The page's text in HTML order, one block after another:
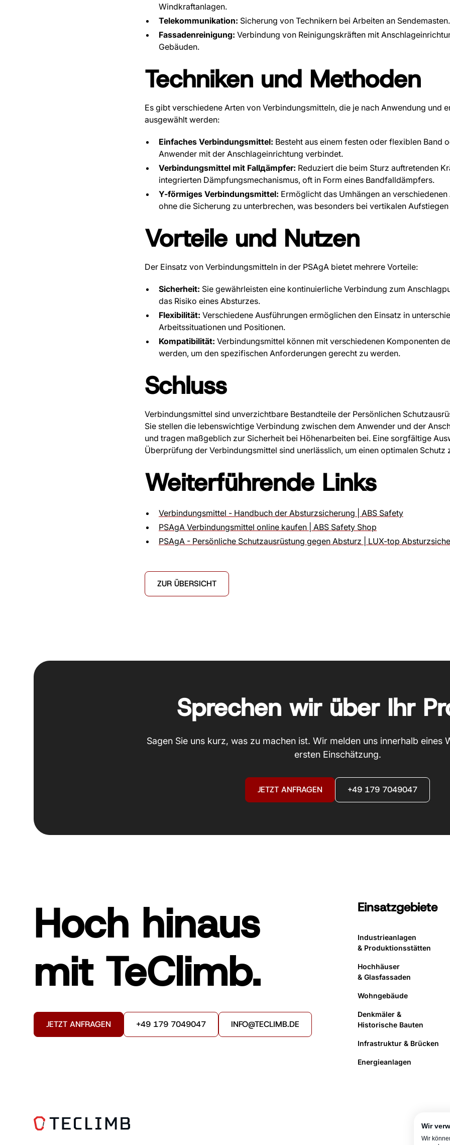
Windkraftanlagen.
Telekommunikation: Sicherung von Technikern bei Arbeiten an Sendemasten.
Fassadenreinigung: Verbindung von Reinigungskräften mit
Gebäuden.
Techniken und Methoden
Es gibt verschiedene Arten von Verbindungsmitteln, die je nach Anwendung und
ausgewählt werden:
Einfaches Verbindungsmittel: Besteht aus einem festen oder flexiblen Band
Anwender mit der Anschlageinrichtung verbindet.
Verbindungsmittel mit Fallдämpfer: Reduziert die beim Sturz auftretenden
integrierten Dämpfungsmechanismus, oft in Form eines Bandfalldämpfers.
Y-förmiges Verbindungsmittel: Ermöglicht das Umhängen an
ohne die Sicherung zu unterbrechen, was besonders bei vertikalen
Vorteile und Nutzen
Der Einsatz von Verbindungsmitteln in der PSAgA bietet mehrere Vorteile:
Sicherheit: Sie gewährleisten eine kontinuierliche Verbindung zum
das Risiko eines Absturzes.
Flexibilität: Verschiedene Ausführungen ermöglichen den Einsatz in
Arbeitssituationen und Positionen.
Kompatibilität: Verbindungsmittel können mit verschiedenen Komponenten
werden, um den spezifischen Anforderungen gerecht zu werden.
Schluss
Verbindungsmittel sind unverzichtbare Bestandteile der Persönlichen
Sie stellen die lebenswichtige Verbindung zwischen dem Anwender und der
und tragen maßgeblich zur Sicherheit bei Höhenarbeiten bei. Eine sorgfältige
Überprüfung der Verbindungsmittel sind unerlässlich, um einen optimalen Schutz
Weiterführende Links
Verbindungsmittel - Handbuch der Absturzsicherung | ABS Safety
PSAgA Verbindungsmittel online kaufen | ABS Safety Shop
PSAgA - Persönliche Schutzausrüstung gegen Absturz | LUX-top
ZUR ÜBERSICHT
Sprechen wir über Ihr
Sagen Sie uns kurz, was zu machen ist. Wir melden uns innerhalb eines
ersten Einschätzung.
JETZT ANFRAGEN +49 179 7049047
Hoch hinaus
mit TeClimb.
JETZT ANFRAGEN +49 179 7049047 INFO@TECLIMB.DE
Einsatzgebiete
Industrieanlagen
& Produktionsstätten
Hochhäuser
& Glasfassaden
Wohngebäude
Denkmäler &
Historische Bauten
Infrastruktur & Brücken
Energieanlagen
Wir
Wir